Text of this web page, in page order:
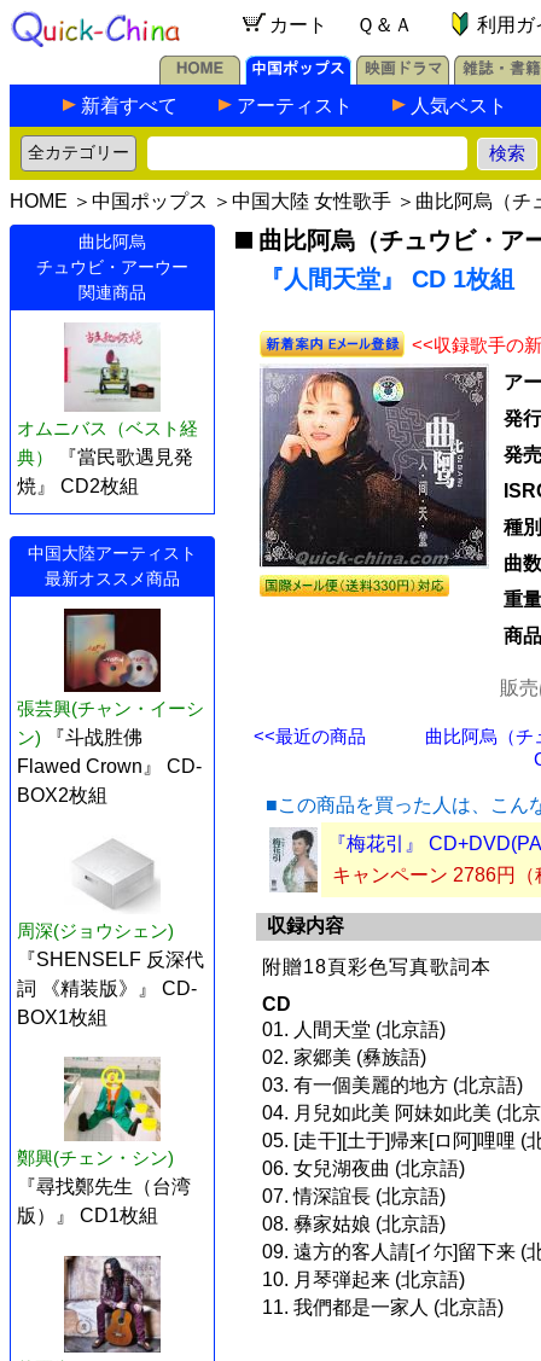
カート Ｑ＆Ａ 利用ガ
新着すべて アーティスト 人気ベスト
HOME ＞ 中国ポップス ＞ 中国大陸 女性歌手 ＞ 曲比阿烏（チ
曲比阿烏
チュウビ・アーウー
関連商品
オムニバス（ベスト経
典）
『當民歌遇見発
焼』 CD2枚組
中国大陸アーティスト
最新オススメ商品
張芸興(チャン・イーシ
ン)
『斗战胜佛
Flawed Crown』 CD-
BOX2枚組
周深(ジョウシェン)
『SHENSELF 反深代
詞 《精装版》』 CD-
BOX1枚組
鄭興(チェン・シン)
『尋找鄭先生（台湾
版）』 CD1枚組
曲比阿烏（チュウビ・ア
『人間天堂』 CD 1枚組
<<収録歌手の
ア
発
発
種
曲数
重量
商
販
<<最近の商品
曲比阿烏（チ
■この商品を買った人は、こん
『梅花引』
キャンペーン 2786円（
収録内容
附贈18頁彩色写真歌詞本
CD
01. 人間天堂 (北京語)
02. 家郷美 (彝族語)
03. 有一個美麗的地方 (北京語)
04. 月兒如此美 阿妹如此美 (北
05. [走干][土于]帰来[ロ阿]哩哩 (
06. 女兒湖夜曲 (北京語)
07. 情深誼長 (北京語)
08. 彝家姑娘 (北京語)
09. 遠方的客人請[イ尓]留下来 (
10. 月琴弾起来 (北京語)
11. 我們都是一家人 (北京語)